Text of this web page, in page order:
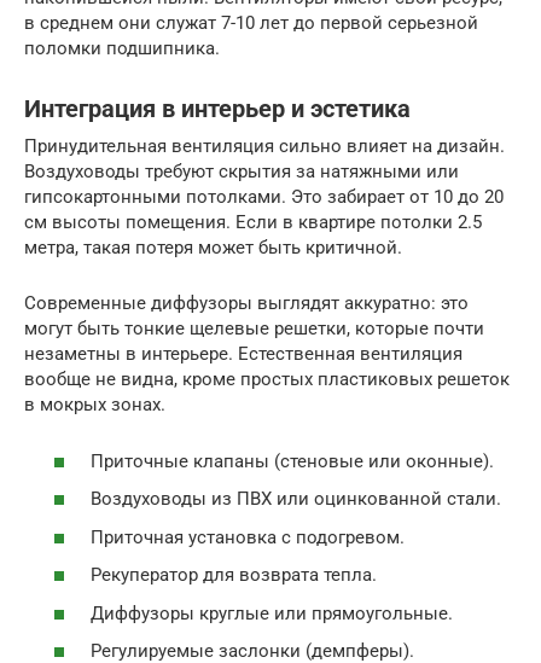
в среднем они служат 7-10 лет до первой серьезной
поломки подшипника.
Интеграция в интерьер и эстетика
Принудительная вентиляция сильно влияет на дизайн.
Воздуховоды требуют скрытия за натяжными или
гипсокартонными потолками. Это забирает от 10 до 20
см высоты помещения. Если в квартире потолки 2.5
метра, такая потеря может быть критичной.
Современные диффузоры выглядят аккуратно: это
могут быть тонкие щелевые решетки, которые почти
незаметны в интерьере. Естественная вентиляция
вообще не видна, кроме простых пластиковых решеток
в мокрых зонах.
Приточные клапаны (стеновые или оконные).
Воздуховоды из ПВХ или оцинкованной стали.
Приточная установка с подогревом.
Рекуператор для возврата тепла.
Диффузоры круглые или прямоугольные.
Регулируемые заслонки (демпферы).